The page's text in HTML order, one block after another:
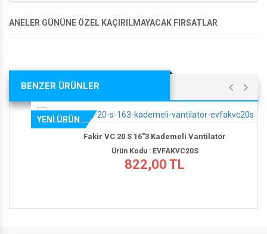
ANELER GÜNÜNE ÖZEL KAÇIRILMAYACAK FIRSATLAR
BENZER ÜRÜNLER
YENİ ÜRÜN
Fakir VC 20 S 16"3 Kademeli Vantilatör
Ürün Kodu : EVFAKVC20S
822,00 TL